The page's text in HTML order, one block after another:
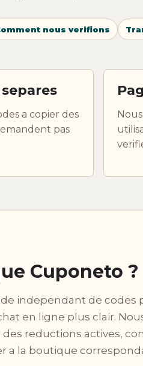
nous verifions
a copier des
pas
Cuponeto ?
independant de codes
en ligne plus clair.
reductions actives,
a la boutique